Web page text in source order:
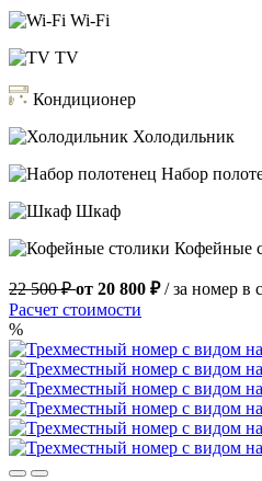
Wi-Fi
TV
Кондиционер
Холодильник
Набор
Шкаф
Кофейные
22 500 ₽от 20 800 ₽/ за номер в
Расчет стоимости
%